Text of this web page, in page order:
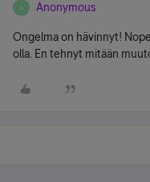
A Anonymous
Ongelma on hävinnyt!
olla. En tehnyt mitään